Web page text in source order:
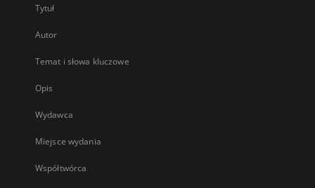
Tytuł
Autor
Temat i słowa kluczowe
Opis
Wydawca
Miejsce wydania
Współtwórca